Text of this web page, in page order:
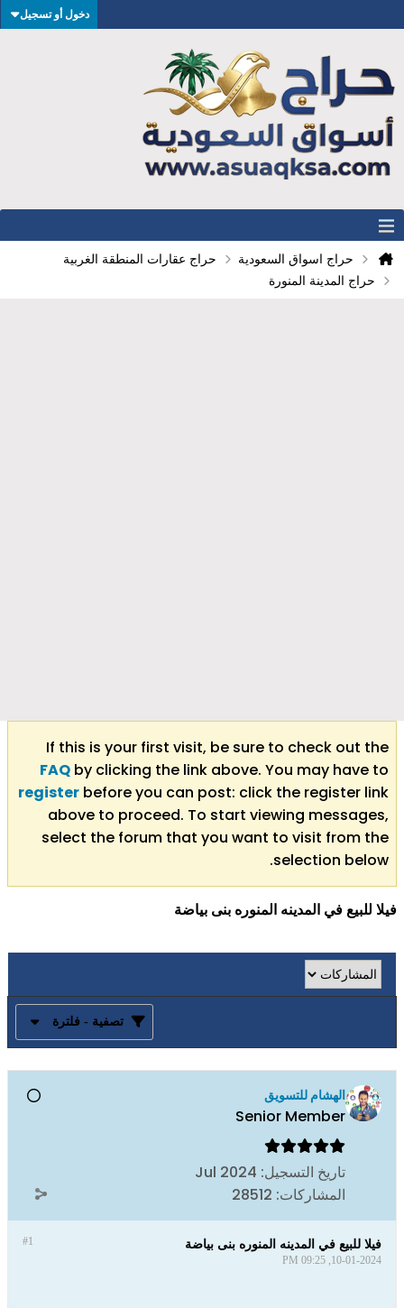
دخول أو تسجيل
حراج اسواق السعودية
حراج عقارات المنطقة الغربية
حراج المدينة المنورة
If this is your first visit, be sure to check out the
FAQ by clicking the link above. You may have to
register before you can post: click the register link
above to proceed. To start viewing messages,
select the forum that you want to visit from the
selection below.
فيلا للبيع في المدينه المنوره بنى بياضة
تصفية - فلترة
الهشام للتسويق
Senior Member
تاريخ التسجيل: Jul 2024
المشاركات: 28512
#1 فيلا للبيع في المدينه المنوره بنى بياضة
10-01-2024, 09:25 PM